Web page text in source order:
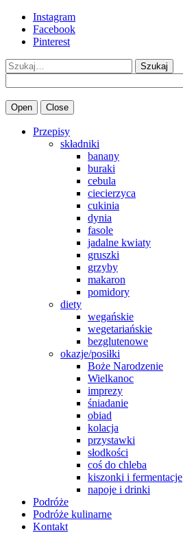
Instagram
Facebook
Pinterest
Szukaj
Open Close
Przepisy
składniki
banany
buraki
cebula
ciecierzyca
cukinia
dynia
fasole
jadalne kwiaty
gruszki
grzyby
makaron
pomidory
diety
wegańskie
wegetariańskie
bezglutenowe
okazje/posiłki
Boże Narodzenie
Wielkanoc
imprezy
śniadanie
obiad
kolacja
przystawki
słodkości
coś do chleba
kiszonki i fermentacje
napoje i drinki
Podróże
Podróże kulinarne
Kontakt